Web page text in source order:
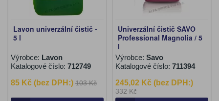
Lavon univerzální čistič -
5 l
Výrobce: Lavon
Katalogové číslo: 712749
85 Kč (bez DPH:) 103 Kč
Univerzální čistič SAVO
Professional Magnolia / 5
l
Výrobce: Savo
Katalogové číslo: 711394
245,02 Kč (bez DPH:)
332 Kč